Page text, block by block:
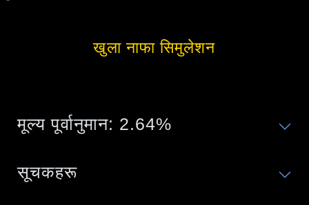
खुला नाफा सिमुलेशन
मूल्य पूर्वानुमान: 2.64%
सूचकहरू